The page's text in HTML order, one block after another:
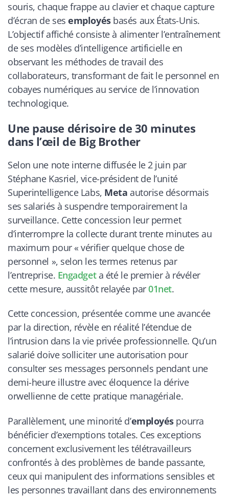
souris, chaque frappe au clavier et chaque capture
d’écran de sesemployésbasés aux États-Unis.
L’objectif affiché consiste à alimenter l’entraînement
de ses modèles d’intelligence artificielle en
observant les méthodes de travail des
collaborateurs, transformant de fait le personnel en
cobayes numériques au service de l’innovation
technologique.
Une pause dérisoire de 30 minutes
dans l’œil de Big Brother
Selon une note interne diffusée le 2 juin par
Stéphane Kasriel, vice-président de l’unité
Superintelligence Labs, Meta autorise désormais
ses salariés à suspendre temporairement la
surveillance. Cette concession leur permet
d’interrompre la collecte durant trente minutes au
maximum pour « vérifier quelque chose de
personnel », selon les termes retenus par
l’entreprise. Engadgeta été le premier à révéler
cette mesure, aussitôt relayée par01net.
Cette concession, présentée comme une avancée
par la direction, révèle en réalité l’étendue de
l’intrusion dans la vie privée professionnelle. Qu’un
salarié doive solliciter une autorisation pour
consulter ses messages personnels pendant une
demi-heure illustre avec éloquence la dérive
orwellienne de cette pratique managériale.
Parallèlement, une minorité d’employéspourra
bénéficier d’exemptions totales. Ces exceptions
concernent exclusivement les télétravailleurs
confrontés à des problèmes de bande passante,
ceux qui manipulent des informations sensibles et
les personnes travaillant dans des environnements